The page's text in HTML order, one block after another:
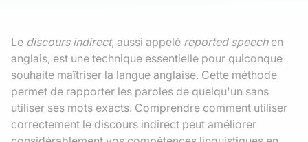
Le discours indirect, aussi appelé reported speechen
anglais, est une technique essentielle pour quiconque
souhaite maîtriser la langue anglaise. Cette méthode
permet de rapporter les paroles de quelqu'un sans
utiliser ses mots exacts. Comprendre comment utiliser
correctement le discours indirect peut améliorer